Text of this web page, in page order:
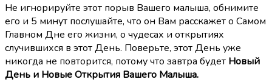
Не игнорируйте этот порыв Вашего малыша, обнимите
его и 5 минут послушайте, что он Вам расскажет о Самом
Главном Дне его жизни, о чудесах и открытиях
случившихся в этот День. Поверьте, этот День уже
никогда не повторится, потому что завтра будет Новый
День и Новые Открытия Вашего Малыша.